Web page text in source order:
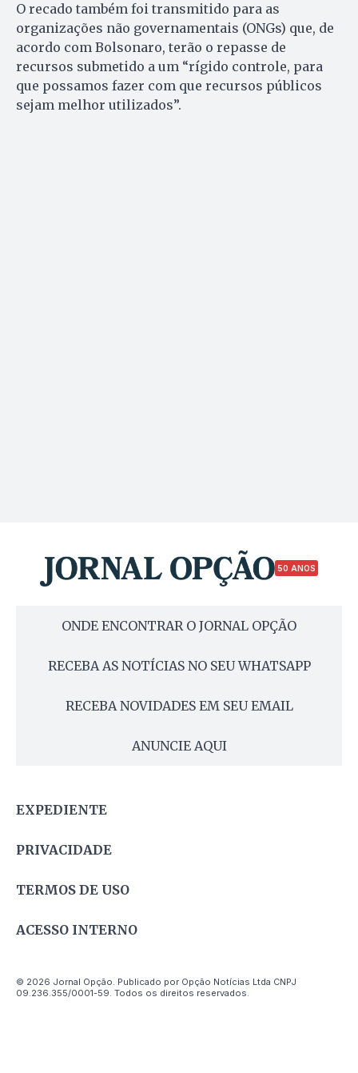
O recado também foi transmitido para as
organizações não governamentais (ONGs) que, de
acordo com Bolsonaro, terão o repasse de
recursos submetido a um “rígido controle, para
que possamos fazer com que recursos públicos
sejam melhor utilizados”.
50 ANOS
ONDE ENCONTRAR O JORNAL OPÇÃO
RECEBA AS NOTÍCIAS NO SEU WHATSAPP
RECEBA NOVIDADES EM SEU EMAIL
ANUNCIE AQUI
EXPEDIENTE
PRIVACIDADE
TERMOS DE USO
ACESSO INTERNO
© 2026 Jornal Opção. Publicado por Opção Notícias Ltda CNPJ
09.236.355/0001-59. Todos os direitos reservados.